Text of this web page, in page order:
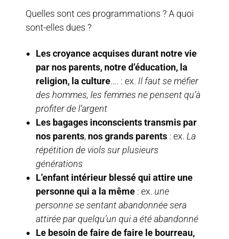
Quelles sont ces programmations ? A quoi
sont-elles dues ?
Les croyance acquises durant notre vie
par nos parents, notre d’éducation, la
religion, la culture…. : ex. Il faut se méfier
des hommes, les femmes ne pensent qu’à
profiter de l’argent
Les bagages inconscients transmis par
nos parents, nos grands parents : ex. La
répétition de viols sur plusieurs
générations
L’enfant intérieur blessé qui attire une
personne qui a la même : ex. une
personne se sentant abandonnée sera
attirée par quelqu’un qui a été abandonné
Le besoin de faire de faire le bourreau,